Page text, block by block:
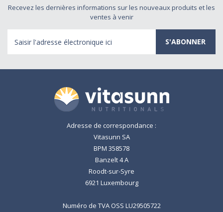
Recevez les dernières informations sur les nouveaux produits et les
ventes à venir
électronique
Adresse de correspondance :
Vitasunn SA
BPM 358578
Banzelt 4 A
Roodt-sur-Syre
6921 Luxembourg
Numéro de TVA OSS LU29505722